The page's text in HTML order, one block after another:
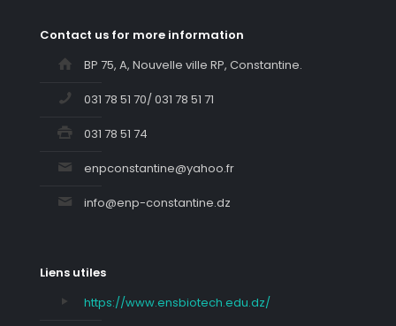
Contact us for more information
BP 75, A, Nouvelle ville RP, Constantine.
031 78 51 70/ 031 78 51 71
031 78 51 74
enpconstantine@yahoo.fr
info@enp-constantine.dz
Liens utiles
https://www.ensbiotech.edu.dz/